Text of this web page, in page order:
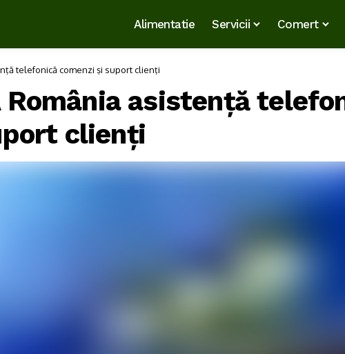
Alimentatie Servicii Comert
telefonică comenzi și suport clienți
România asistență
clienți